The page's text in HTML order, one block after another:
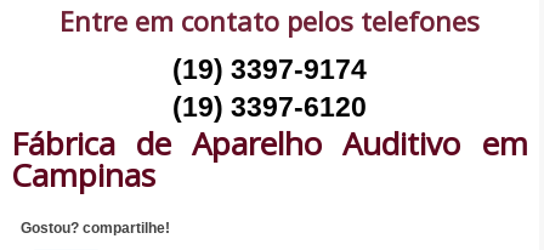
Entre em contato pelos telefones
(19) 3397-9174
(19) 3397-6120
Fábrica de Aparelho Auditivo em
Campinas
Gostou? compartilhe!